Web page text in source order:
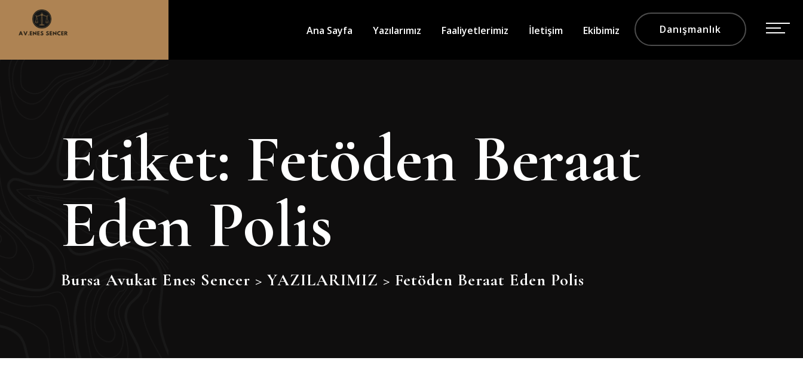
Ana Sayfa Yazılarımız Faaliyetlerimiz İletişim Ekibimiz Danışmanlık
Etiket: Fetöden Beraat
Eden Polis
Bursa Avukat Enes Sencer > YAZILARIMIZ > Fetöden Beraat Eden Polis